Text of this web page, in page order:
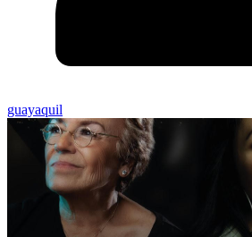
guayaquil